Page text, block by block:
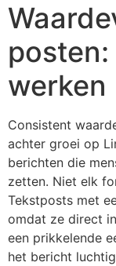
werken
Consistent
achter groei op
berichten die
zetten. Niet elk
Tekstposts met
omdat ze direct
een prikkelende
het bericht